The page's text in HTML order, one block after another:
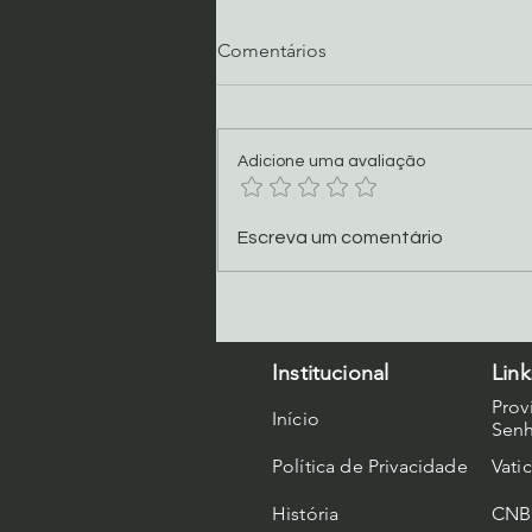
Semana Santana Basílica de
Comentários
Adicione uma avaliação
Escreva um comentário
Institucional
Início
Política de Privacidade
História